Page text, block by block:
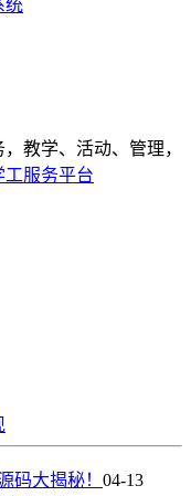
统
教学、活动、管理，
工服务平台
码大揭秘！ 04-13